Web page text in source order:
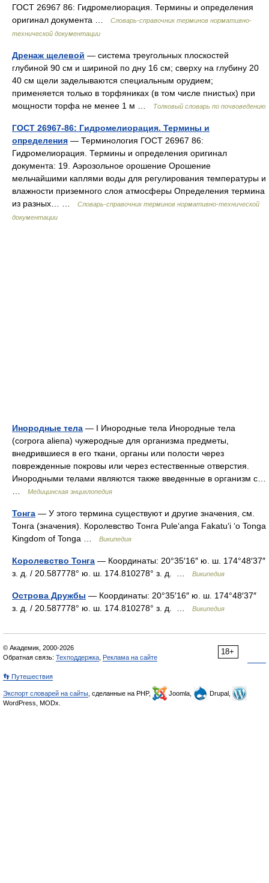
ГОСТ 26967 86: Гидромелиорация. Термины и определения
оригинал документа …
Словарь-справочник терминов нормативно-
технической документации
Дренаж щелевой — система треугольных плоскостей
глубиной 90 см и шириной по дну 16 см; сверху на глубину 20
40 см щели заделываются специальным орудием;
применяется только в торфяниках (в том числе пнистых) при
мощности торфа не менее 1 м …
Толковый словарь по почвоведению
ГОСТ 26967-86: Гидромелиорация. Термины и
определения — Терминология ГОСТ 26967 86:
Гидромелиорация. Термины и определения оригинал
документа: 19. Аэрозольное орошение Орошение
мельчайшими каплями воды для регулирования температуры и
влажности приземного слоя атмосферы Определения термина
из разных… …
Словарь-справочник терминов нормативно-технической
документации
Инородные тела — I Инородные тела Инородные тела
(corpora aliena) чужеродные для организма предметы,
внедрившиеся в его ткани, органы или полости через
поврежденные покровы или через естественные отверстия.
Инородными телами являются также введенные в организм с…
Медицинская энциклопедия
Тонга — У этого термина существуют и другие значения, см.
Тонга (значения). Королевство Тонга Puleʻanga Fakatuʻi ʻo Tonga
Kingdom of Tonga …
Википедия
Королевство Тонга — Координаты: 20°35′16″ ю. ш. 174°48′37″
з. д. / 20.587778° ю. ш. 174.810278° з. д. …
Википедия
Острова Дружбы — Координаты: 20°35′16″ ю. ш. 174°48′37″
з. д. / 20.587778° ю. ш. 174.810278° з. д. …
Википедия
18+
© Академик, 2000-2026
Обратная связь: Техподдержка Реклама на сайте
👣 Путешествия
Экспорт словарей на сайты , сделанные на PHP, Joomla,
Drupal,
WordPress, MODx.